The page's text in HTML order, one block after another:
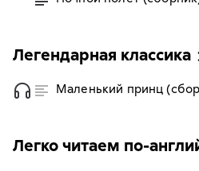
Легендарная классика
Маленький принц
Легко читаем по-